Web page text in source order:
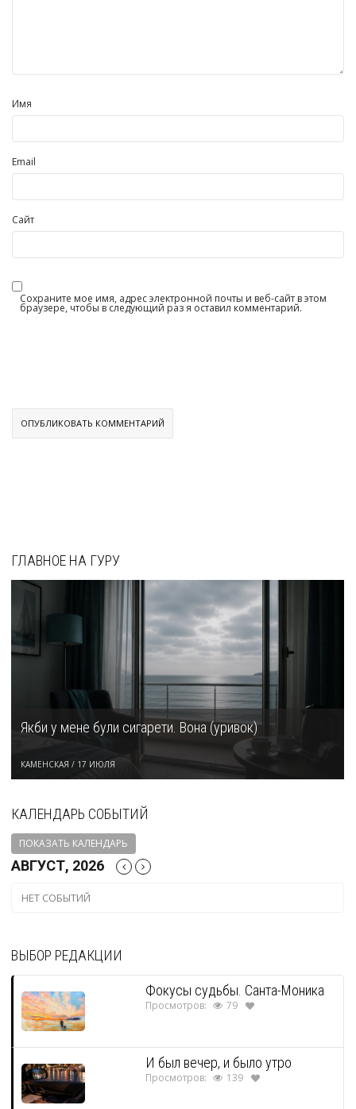
Имя
Email
Сайт
Сохраните мое имя, адрес электронной почты и веб-сайт в этом
браузере, чтобы в следующий раз я оставил комментарий.
ГЛАВНОЕ НА ГУРУ
Якби у мене були сигарети. Вона (уривок)
КАМЕНСКАЯ / 17 ИЮЛЯ
КАЛЕНДАРЬ СОБЫТИЙ
ПОКАЗАТЬ КАЛЕНДАРЬ
АВГУСТ, 2026
НЕТ СОБЫТИЙ
ВЫБОР РЕДАКЦИИ
Фокусы судьбы. Санта-Моника
Просмотров: 79
И был вечер, и было утро
Просмотров: 139